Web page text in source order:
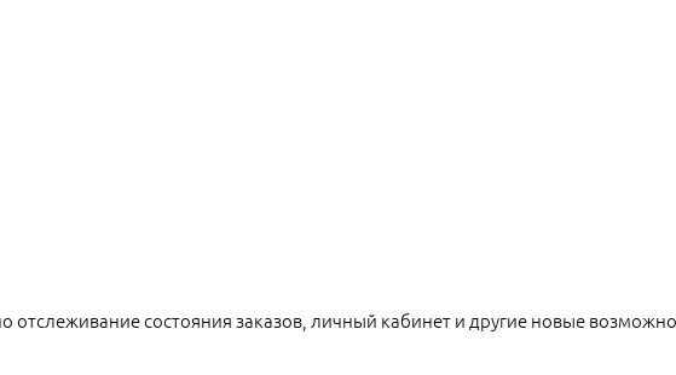
отслеживание состояния заказов, личный кабинет и другие новые